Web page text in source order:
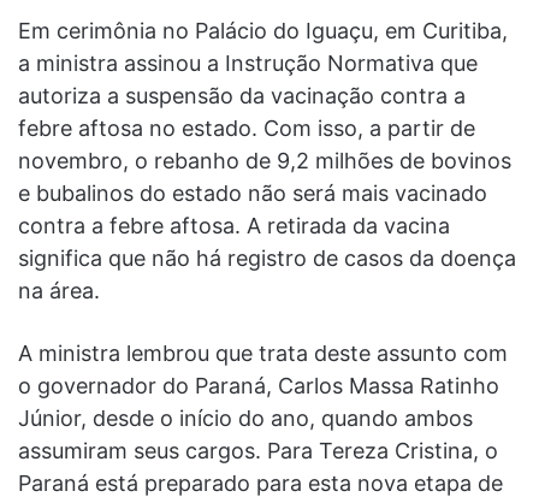
Em cerimônia no Palácio do Iguaçu, em Curitiba,
a ministra assinou a Instrução Normativa que
autoriza a suspensão da vacinação contra a
febre aftosa no estado. Com isso, a partir de
novembro, o rebanho de 9,2 milhões de bovinos
e bubalinos do estado não será mais vacinado
contra a febre aftosa. A retirada da vacina
significa que não há registro de casos da doença
na área.
A ministra lembrou que trata deste assunto com
o governador do Paraná, Carlos Massa Ratinho
Júnior, desde o início do ano, quando ambos
assumiram seus cargos. Para Tereza Cristina, o
Paraná está preparado para esta nova etapa de